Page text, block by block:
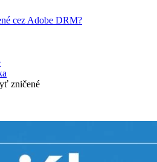
cez Adobe DRM?
zničené